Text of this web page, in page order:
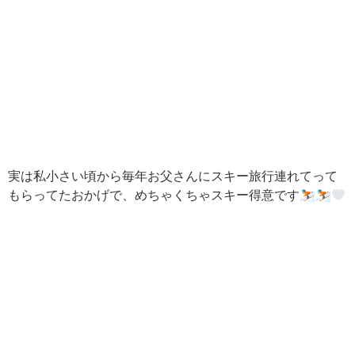
実は私小さい頃から毎年お父さんにスキー旅行連れてって
もらってたおかげで、めちゃくちゃスキー得意です⛷⛷